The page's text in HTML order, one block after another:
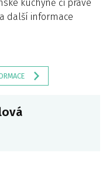
kuchyně či pravé
další informace